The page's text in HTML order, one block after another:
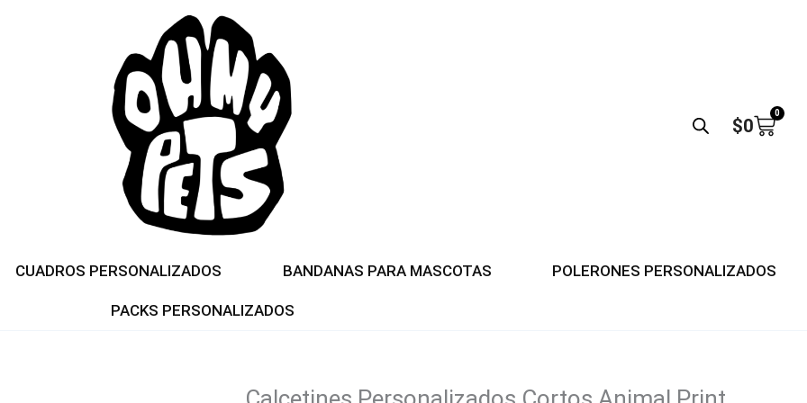
$0
0
CUADROS PERSONALIZADOS BANDANAS PARA MASCOTAS POLERONES PERSONALIZADOS
PACKS PERSONALIZADOS
Calcetines